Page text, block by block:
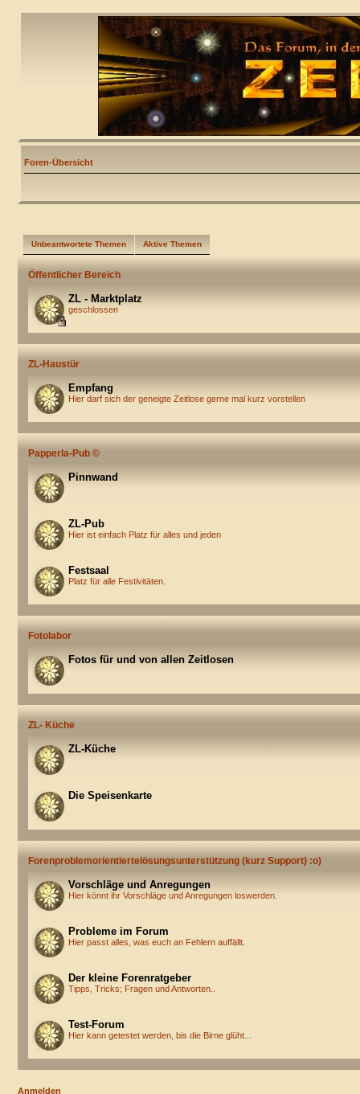
Foren-Übersicht
Unbeantwortete Themen Aktive Themen
Öffentlicher Bereich
ZL - Marktplatz
geschlossen
ZL-Haustür
Empfang
Hier darf sich der geneigte Zeitlose gerne mal kurz vorstellen
Papperla-Pub ©
Pinnwand
ZL-Pub
Hier ist einfach Platz für alles und jeden
Festsaal
Platz für alle Festivitäten.
Fotolabor
Fotos für und von allen Zeitlosen
ZL- Küche
ZL-Küche
Die Speisenkarte
Forenproblemorientiertelösungsunterstützung (kurz Support) :o)
Vorschläge und Anregungen
Hier könnt ihr Vorschläge und Anregungen loswerden.
Probleme im Forum
Hier passt alles, was euch an Fehlern auffällt.
Der kleine Forenratgeber
Tipps, Tricks; Fragen und Antworten..
Test-Forum
Hier kann getestet werden, bis die Birne glüht...
Anmelden